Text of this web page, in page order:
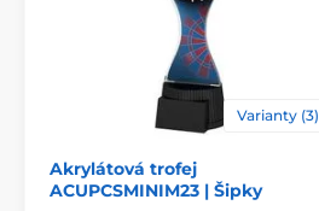
Varianty (3)
Akrylátová trofej
ACUPCSMINIM23 | Šipky